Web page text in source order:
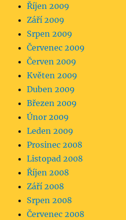
Říjen 2009
Září 2009
Srpen 2009
Červenec 2009
Červen 2009
Květen 2009
Duben 2009
Březen 2009
Únor 2009
Leden 2009
Prosinec 2008
Listopad 2008
Říjen 2008
Září 2008
Srpen 2008
Červenec 2008